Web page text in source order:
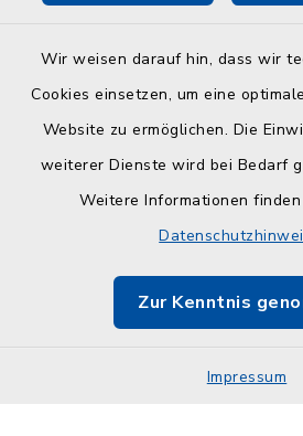
Wir weisen darauf hin, dass wir
Cookies einsetzen, um eine
Website zu ermöglichen. Die
weiterer Dienste wird bei Bedarf
Weitere Informationen
Zur Kenntnis
Impressum
Impressum
Sitemap